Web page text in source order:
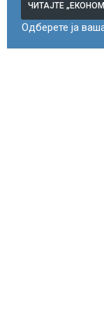
ЧИТАЈТЕ
Одберете ја